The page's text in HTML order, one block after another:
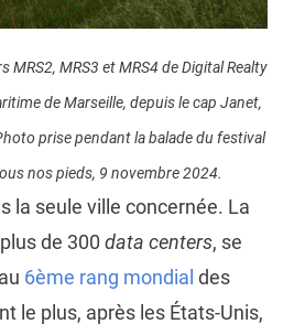
MRS2, MRS3 et MRS4 de Digital Realty
de Marseille, depuis le cap Janet,
prise pendant la balade du festival
nos pieds, 9 novembre 2024.
la seule ville concernée. La
de 300 data centers, se
6ème rang mondial des
le plus, après les États-Unis,